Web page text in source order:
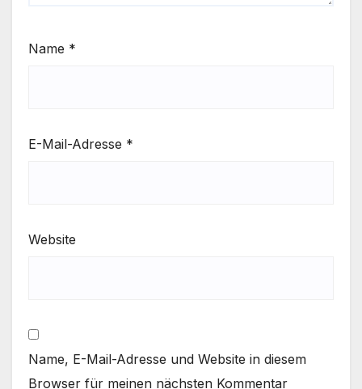
Name *
E-Mail-Adresse *
Website
Name, E-Mail-Adresse und Website in diesem
Browser für meinen nächsten Kommentar